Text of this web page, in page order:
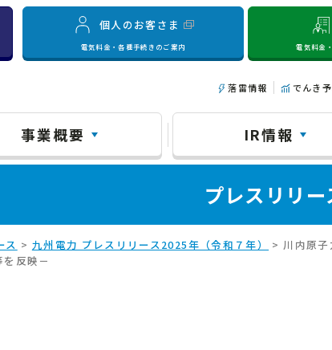
個人のお客さま
電気料金・各種手続きのご案内 電気料金
落雷情報 でんき
事業概要 IR情報
プレスリリー
ス > 九州電力 プレスリリース2025年（令和７年）
> 川内原子
反映－